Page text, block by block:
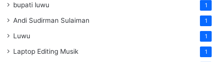
bupati luwu 1
Andi Sudirman Sulaiman 1
Luwu 1
Laptop Editing Musik 1